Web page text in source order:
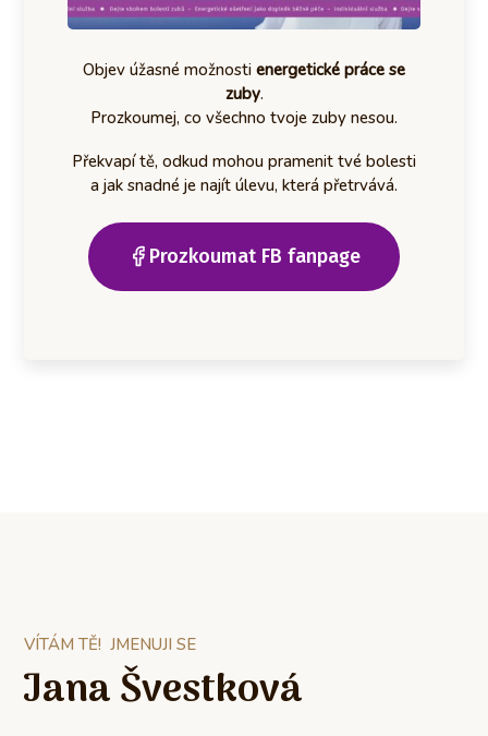
Objev úžasné možnosti energetické práce se
zuby.
Prozkoumej, co všechno tvoje zuby nesou.
Překvapí tě, odkud mohou pramenit tvé bolesti
a jak snadné je najít úlevu, která přetrvává.
Prozkoumat FB fanpage
VÍTÁM TĚ! JMENUJI SE
Jana Švestková